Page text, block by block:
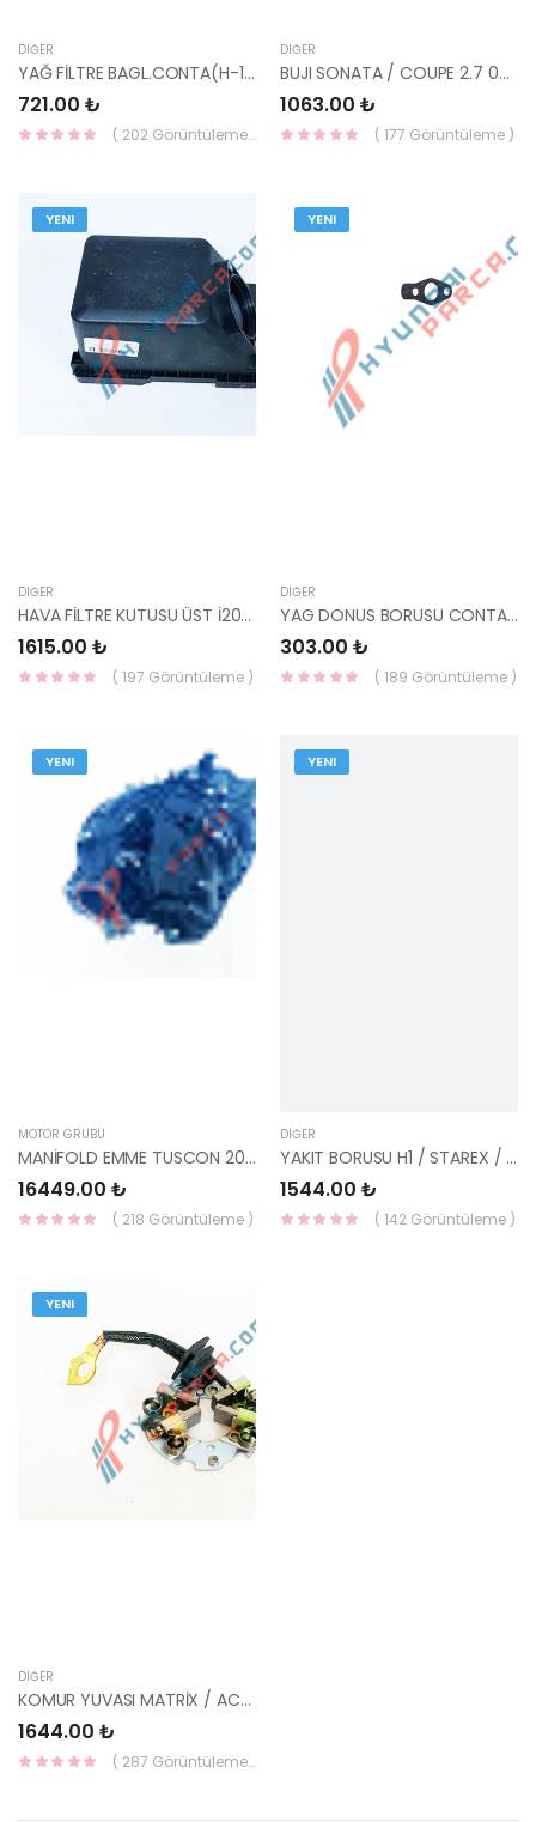
DIĞER
YAĞ FİLTRE BAGL.CONTA(H-1 26326-42070-HMC
721.00 ₺
( 202 Görüntüleme )
DIĞER
BUJI SONATA / COUPE 2.7 0242235690 RC10PYP4 27410-37100-HMC
1063.00 ₺
( 177 Görüntüleme )
YENI
DIĞER
HAVA FİLTRE KUTUSU ÜST İ20 2015- DİZEL 28111-C8300-HMC
1615.00 ₺
( 197 Görüntüleme )
YENI
DIĞER
YAG DONUS BORUSU CONTASI (H-1 / SORENTO) 28247-4A150-HMC
303.00 ₺
( 189 Görüntüleme )
YENI
MOTOR GRUBU
MANİFOLD EMME TUSCON 2016- T-GDI 177 PC 28310-2B760-HMC
16449.00 ₺
( 218 Görüntüleme )
YENI
DIĞER
YAKIT BORUSU H1 / STAREX / SORENTO 31430-4A440-HMC
1544.00 ₺
( 142 Görüntüleme )
YENI
DIĞER
KOMUR YUVASI MATRİX / ACCENT 2006- 36169-2A000-HMC
1644.00 ₺
( 287 Görüntüleme )